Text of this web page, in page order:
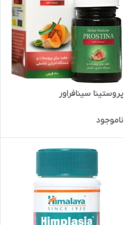
پروستینا سینافراور
ناموجود